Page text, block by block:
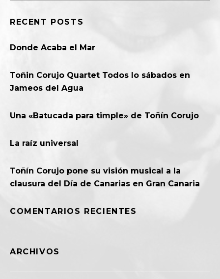
RECENT POSTS
Donde Acaba el Mar
Toñin Corujo Quartet Todos lo sábados en
Jameos del Agua
Una «Batucada para timple» de Toñín Corujo
La raíz universal
Toñín Corujo pone su visión musical a la
clausura del Día de Canarias en Gran Canaria
COMENTARIOS RECIENTES
ARCHIVOS